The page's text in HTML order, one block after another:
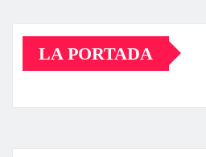
LA PORTADA